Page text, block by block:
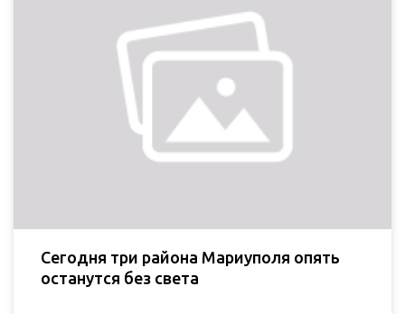
Сегодня три района Мариуполя опять
останутся без света